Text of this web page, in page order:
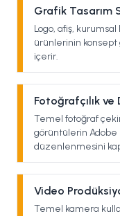
Grafik Tasarım
Logo, afiş,
ürünlerinin
içerir.
Fotoğrafçılık
Temel fotoğraf
görüntülerin Adobe
düzenlenmesini
Video
Temel kamera